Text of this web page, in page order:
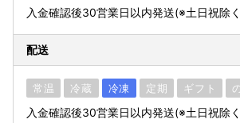
入金確認後30営業日以内発送(※土日祝除
配送
常温 冷蔵 冷凍 定期 ギフト
入金確認後30営業日以内発送(※土日祝除